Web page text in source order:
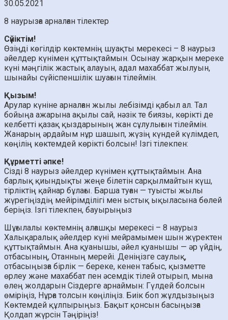
30.05.2021
8 наурызға арналған тілектер
Сүйіктім!
Өзіңді көгілдір көктемнің шуақты мерекесі – 8 наурыз
әйелдер күнімен құттықтаймын. Осынау жарқын мереке
күні мәңгілік жастық алауын, адал махаббат жылуын,
шынайы сүйіспеншілік шуағын тілеймін.
Қызым!
Арулар күніне арналған жылы лебізімді қабыл ал. Тал
бойыңа ажарына ақылы сай, нәзік те биязы, көрікті де
келбетті қазақ қыздарының жан сұлулығын тілеймін.
Жанарың әрдайым нұр шашып, жүзің күндей күлімдеп,
көңілің көктемдей көрікті болсын! Ізгі тілекпен:
Құрметті әпке!
Сізді 8 наурыз әйелдер күнімен құттықтаймын. Ана
барлық қиындықты жеңе білетін сарқылмайтын күш,
тірліктің қайнар бұлағы. Барша туған — туысты жылы
жүрегіңіздің мейірімділігі мен ыстық ықыласына бөлей
беріңіз. Ізгі тілекпен, бауырыңыз
Шұғылалы көктемнің алғашқы мерекесі – 8 наурыз
Халықаралық әйелдер күні мейрамымен шын жүректен
құттықтаймын. Ана қуанышы, әйел қуанышы — әр үйдің,
отбасының, Отанның мерейі. Деніңізге саулық,
отбасыңызға бірлік — береке, кенен табыс, қызметте
өрлеу және махаббат пен әсемдік тілей отырып, мына
өлең жолдарын Сіздерге арнаймын: Гүлдей болсын
өміріңіз, Нұрға толсын көңіліңіз. Биік боп жұлдызыңыз
Көктемдей құлпырыңыз. Бақыт қонсын басыңызға
Қолдап жүрсін Тәңіріңіз!